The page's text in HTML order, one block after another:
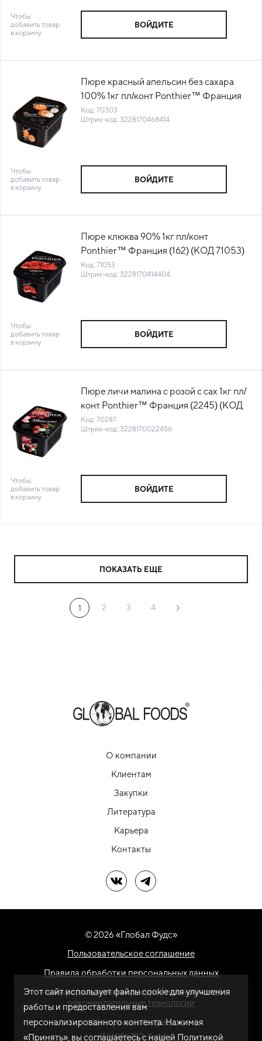
Чтобы
добавить товар
в корзину
ВОЙДИТЕ
Пюре красный апельсин без сахара
100% 1кг пл/конт Ponthier™ Франция
(422) (КОД 70303) (-18°С)
Код: 70303
Штрих-код: 3228170468414
Чтобы
добавить товар
в корзину
ВОЙДИТЕ
Пюре клюква 90% 1кг пл/конт
Ponthier™ Франция (162) (КОД 71053)
(-18°С)
Код: 71053
Штрих-код: 3228170414404
Чтобы
добавить товар
в корзину
ВОЙДИТЕ
Пюре личи малина с розой с сах 1кг пл/
конт Ponthier™ Франция (2245) (КОД
70287) (-18°С)
Код: 70287
Штрих-код: 3228170022456
Чтобы
добавить товар
в корзину
ВОЙДИТЕ
ПОКАЗАТЬ ЕЩЕ
1 2 3 4
О компании
Клиентам
Закупки
Литература
Карьера
Контакты
Мы в ВКМы в Telegram
© 2026 «Глобал Фудс»
Пользовательское соглашение
Правила обработки персональных данных
На информационном ресурсе применяются
рекомендательные технологии
Центральный офис
+7 (495) 787-11-44
Этот сайт использует файлы cookie для улучшения
работы и предоставления вам
персонализированного контента. Нажимая
«Принять», вы соглашаетесь с нашей Политикой